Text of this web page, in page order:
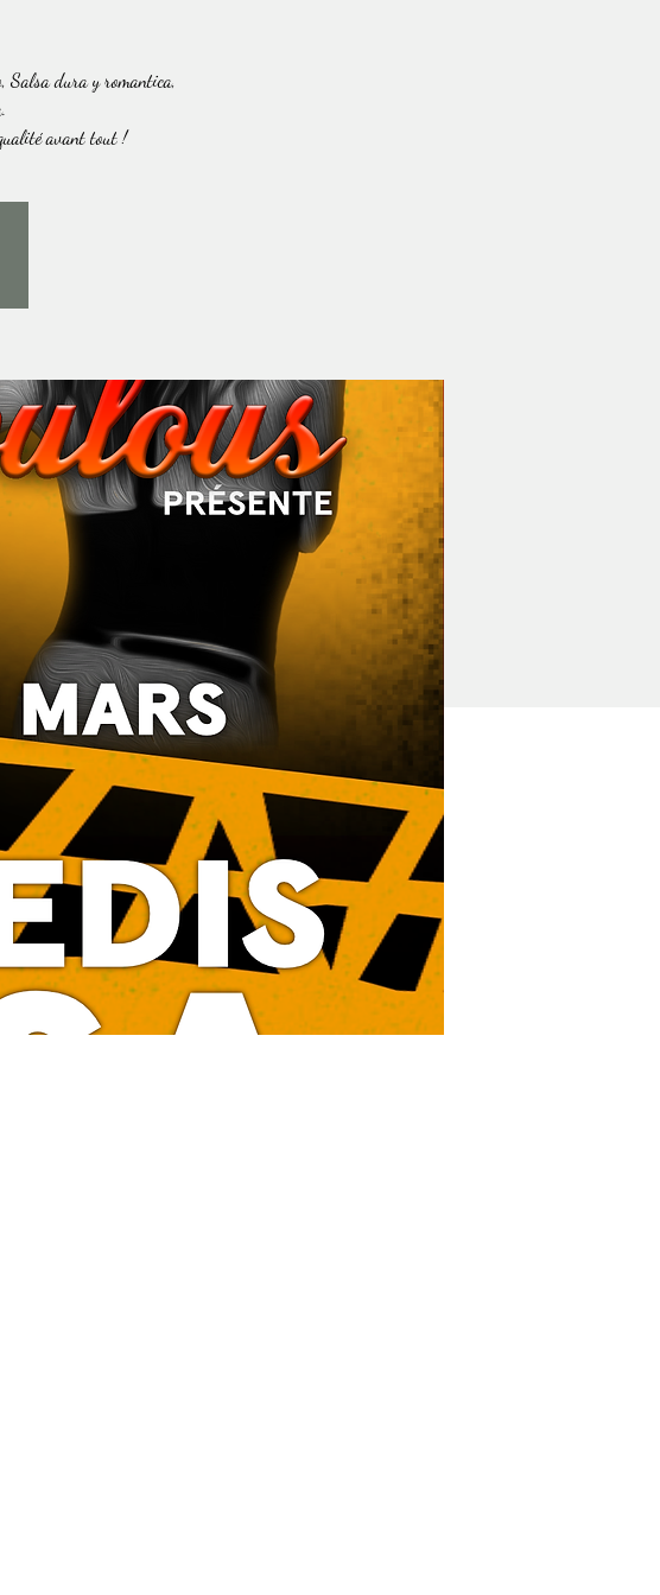
Salsa dura y romantica,
avant tout !